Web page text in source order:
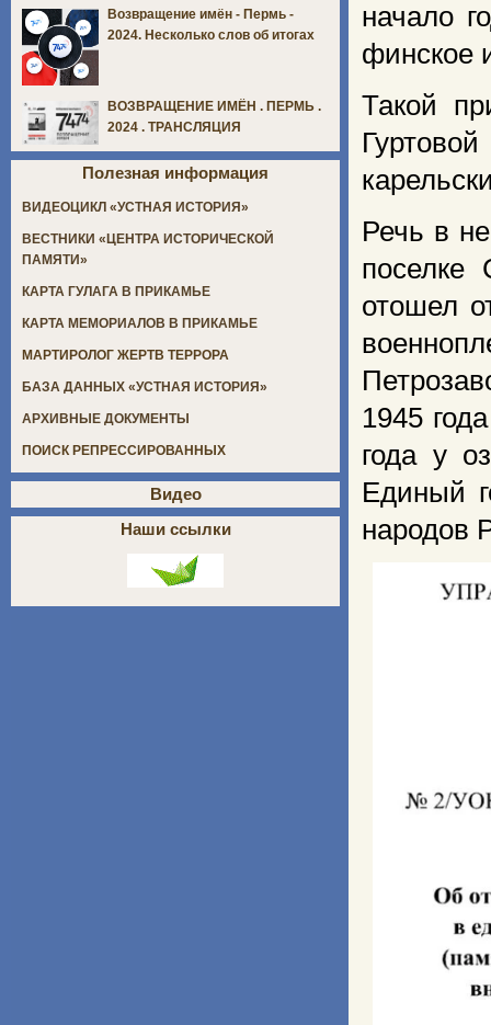
начало
финское
Такой
Речь в
поселке
отошел
1945
года у
Единый
народов
Возвращение имён - Пермь -
2024. Несколько слов об итогах
ВОЗВРАЩЕНИЕ ИМЁН . ПЕРМЬ .
2024 . ТРАНСЛЯЦИЯ
Полезная информация
ВИДЕОЦИКЛ «УСТНАЯ ИСТОРИЯ»
ВЕСТНИКИ «ЦЕНТРА ИСТОРИЧЕСКОЙ
ПАМЯТИ»
КАРТА ГУЛАГА В ПРИКАМЬЕ
КАРТА МЕМОРИАЛОВ В ПРИКАМЬЕ
МАРТИРОЛОГ ЖЕРТВ ТЕРРОРА
БАЗА ДАННЫХ «УСТНАЯ ИСТОРИЯ»
АРХИВНЫЕ ДОКУМЕНТЫ
ПОИСК РЕПРЕССИРОВАННЫХ
Видео
Наши ссылки